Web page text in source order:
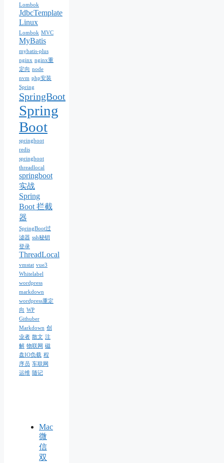
Lombok
JdbcTemplate
Linux
Lombok MVC
MyBatis
mybatis-plus
nginx nginx重
定向 node
nvm php安装
Spring
SpringBoot
Spring
Boot
springboot
redis
springboot
threadlocal
springboot
实战
Spring
Boot 拦截
器
SpringBoot过
滤器 ssh秘钥
登录
ThreadLocal
vmstat vue3
Whitelabel
wordpress
markdown
wordpress重定
向 WP
Githuber
Markdown 创
业者 散文 注
解 物联网 磁
盘IO负载 程
序员 车联网
运维 随记
Mac
微
信
双